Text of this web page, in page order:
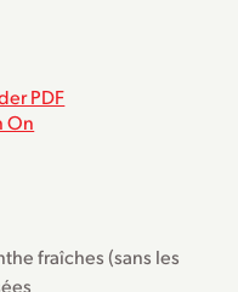
PDF
On
fraîches (sans les